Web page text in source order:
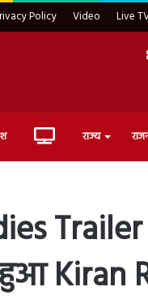
Policy Video Live
Live राज्य
Kiran